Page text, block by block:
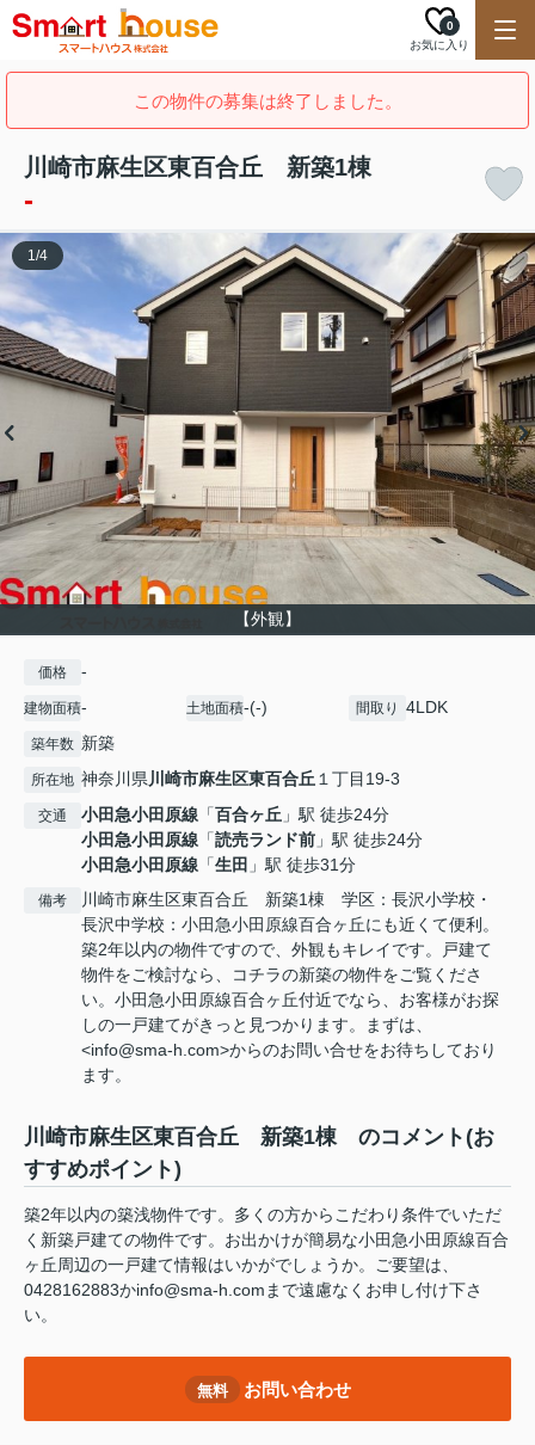
お気に入り
0
この物件の募集は終了しました。
川崎市麻生区東百合丘 新築1棟
-
【外観】
1/4
価格 -
建物面積- 土地面積-(-) 間取り 4LDK
築年数 新築
所在地 神奈川県川崎市麻生区東百合丘１丁目19-3
交通 小田急小田原線 「百合ヶ丘 」駅 徒歩24分
小田急小田原線 「読売ランド前 」駅 徒歩24分
小田急小田原線 「生田 」駅 徒歩31分
備考
川崎市麻生区東百合丘 新築1棟 学区：長沢小学校・
長沢中学校：小田急小田原線百合ヶ丘にも近くて便利。
築2年以内の物件ですので、外観もキレイです。戸建て
物件をご検討なら、コチラの新築の物件をご覧くださ
い。小田急小田原線百合ヶ丘付近でなら、お客様がお探
しの一戸建てがきっと見つかります。まずは、
<info@sma-h.com>からのお問い合せをお待ちしており
ます。
川崎市麻生区東百合丘 新築1棟 のコメント(お
すすめポイント)
築2年以内の築浅物件です。多くの方からこだわり条件でいただ
く新築戸建ての物件です。お出かけが簡易な小田急小田原線百合
ヶ丘周辺の一戸建て情報はいかがでしょうか。ご要望は、
0428162883かinfo@sma-h.comまで遠慮なくお申し付け下さ
い。
無料 お問い合わせ